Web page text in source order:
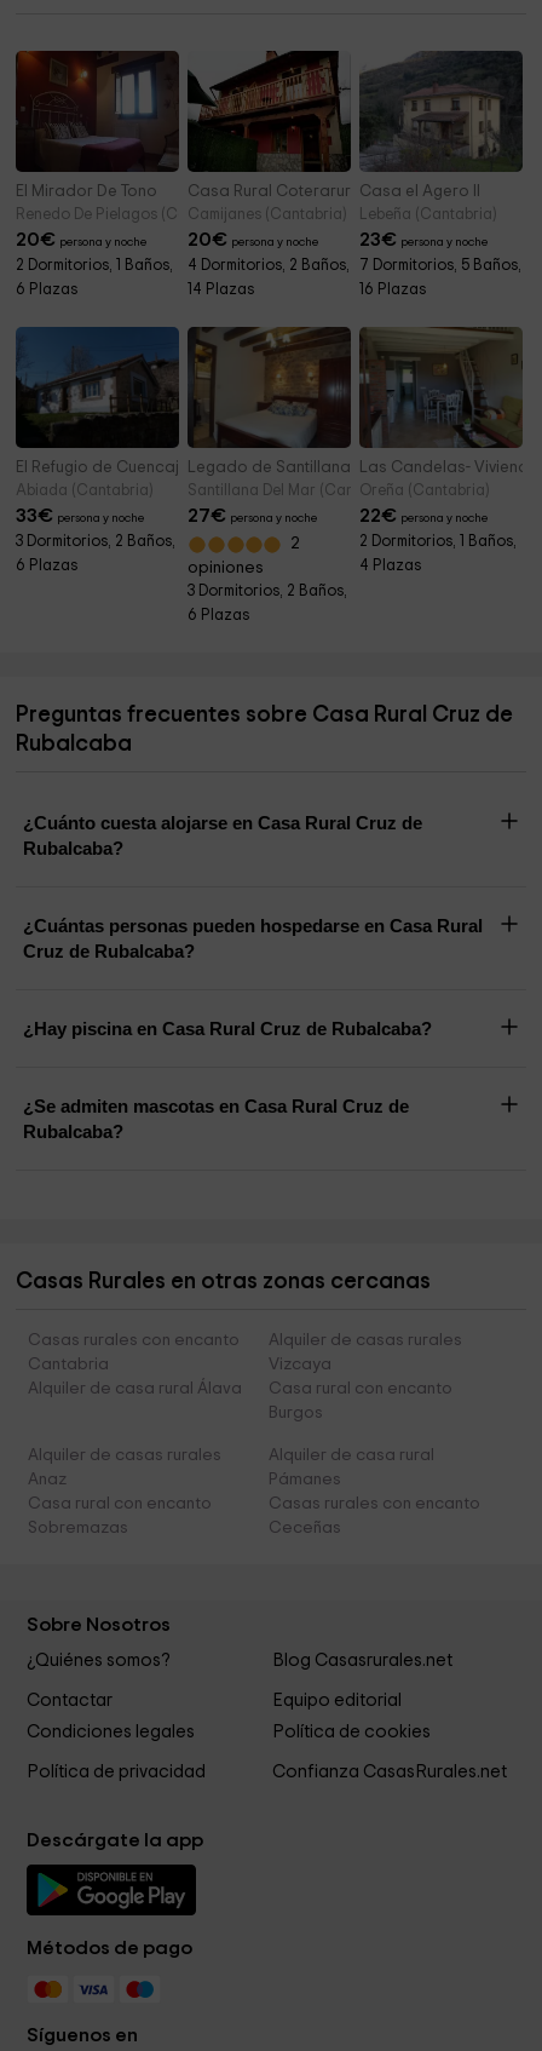
El Mirador De Tono
Renedo De Pielagos (Cantabria)
20€ persona y noche
2 Dormitorios, 1 Baños,
6 Plazas
Casa Rural Coterarural
Camijanes (Cantabria)
20€ persona y noche
4 Dormitorios, 2 Baños,
14 Plazas
Casa el Agero II
Lebeña (Cantabria)
23€ persona y noche
7 Dormitorios, 5 Baños,
16 Plazas
El Refugio de Cuencajén - Casa
Abiada (Cantabria)
33€ persona y noche
3 Dormitorios, 2 Baños,
6 Plazas
Legado de Santillana - La Casuca del Legado
Santillana Del Mar (Cantabria)
27€ persona y noche
2
opiniones
3 Dormitorios, 2 Baños,
6 Plazas
Las Candelas-
Oreña (Cantabria)
22€ persona y noche
2 Dormitorios, 1 Baños,
4 Plazas
Preguntas frecuentes sobre Casa Rural Cruz de
Rubalcaba
¿Cuánto cuesta alojarse en Casa Rural Cruz de
Rubalcaba?
¿Cuántas personas pueden hospedarse en Casa Rural
Cruz de Rubalcaba?
¿Hay piscina en Casa Rural Cruz de Rubalcaba?
¿Se admiten mascotas en Casa Rural Cruz de
Rubalcaba?
Casas Rurales en otras zonas cercanas
Casas rurales con encanto
Cantabria
Alquiler de casas rurales
Vizcaya
Alquiler de casa rural Álava
Casa rural con encanto
Burgos
Alquiler de casas rurales
Anaz
Alquiler de casa rural
Pámanes
Casa rural con encanto
Sobremazas
Casas rurales con encanto
Ceceñas
Sobre Nosotros
¿Quiénes somos? Blog Casasrurales.net
Contactar
Equipo editorial
Condiciones legales
Política de cookies
Política de privacidad Confianza CasasRurales.net
Descárgate la app
Métodos de pago
Síguenos en